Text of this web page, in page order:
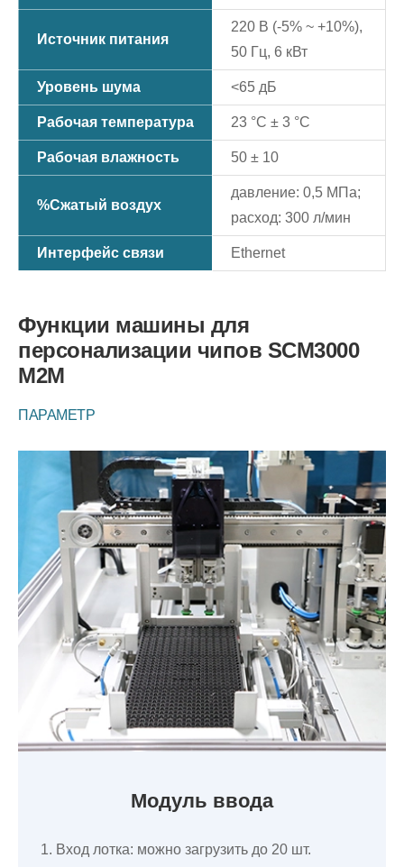
Источник питания
220 В (-5% ~ +10%),
50 Гц, 6 кВт
Уровень шума <65 дБ
Рабочая температура 23 °C ± 3 °C
Рабочая влажность 50 ± 10
%Сжатый воздух
давление: 0,5 МПа;
расход: 300 л/мин
Интерфейс связи Ethernet
Функции машины для
персонализации чипов SCM3000
M2M
ПАРАМЕТР
Модуль ввода
1. Вход лотка: можно загрузить до 20 шт.